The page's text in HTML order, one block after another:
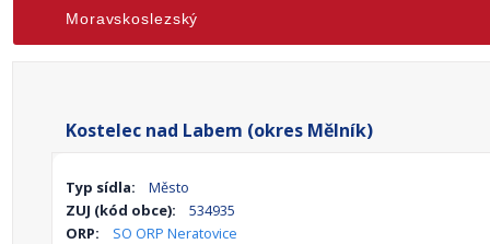
Moravskoslezský
Kostelec nad Labem (okres Mělník)
Typ sídla:
Město
ZUJ (kód obce):
534935
ORP:
SO ORP Neratovice